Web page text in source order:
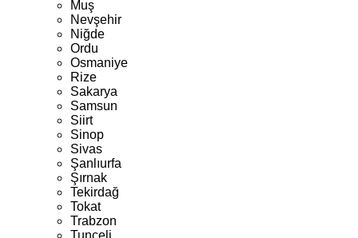
Muş
Nevşehir
Niğde
Ordu
Osmaniye
Rize
Sakarya
Samsun
Siirt
Sinop
Sivas
Şanlıurfa
Şırnak
Tekirdağ
Tokat
Trabzon
Tunceli